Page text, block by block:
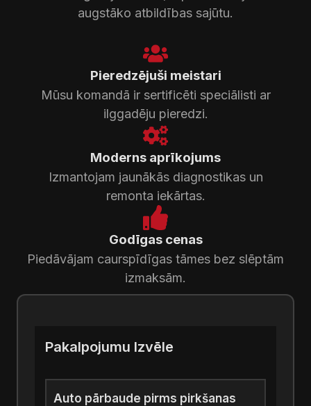
Pakalpojumu Izvēle
Auto pārbaude pirms pirkšanas
augstāko atbildības sajūtu.
Pieredzējuši meistari
Mūsu komandā ir sertificēti speciālisti ar
ilggadēju pieredzi.
Moderns aprīkojums
Izmantojam jaunākās diagnostikas un
remonta iekārtas.
Godīgas cenas
Piedāvājam caurspīdīgas tāmes bez slēptām
izmaksām.